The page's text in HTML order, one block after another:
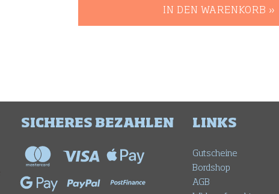
IN DEN WARENKORB »
SICHERES BEZAHLEN LINKS
Gutscheine
Bordshop
AGB